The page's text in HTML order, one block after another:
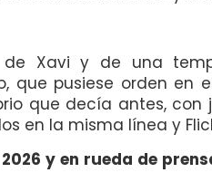
Xavi y de una
que pusiese orden
que decía antes, con
en la misma línea y
y en rueda de